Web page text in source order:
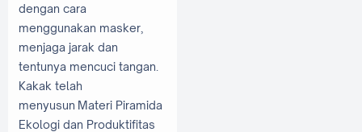
dengan cara
menggunakan masker,
menjaga jarak dan
tentunya mencuci tangan.
Kakak telah
menyusun Materi Piramida
Ekologi dan Produktifitas